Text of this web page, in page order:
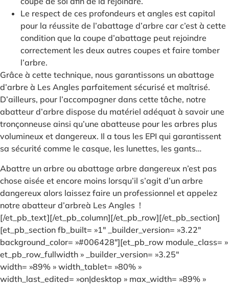
Le respect de ces profondeurs et angles est capital
pour la réussite de l’abattage d’arbre car c’est à cette
condition que la coupe d’abattage peut rejoindre
correctement les deux autres coupes et faire tomber
l’arbre.
Grâce à cette technique, nous garantissons un abattage
d’arbre à Les Angles parfaitement sécurisé et maîtrisé.
D’ailleurs, pour l’accompagner dans cette tâche, notre
abatteur d’arbre dispose du matériel adéquat à savoir une
tronçonneuse ainsi qu’une abatteuse pour les arbres plus
volumineux et dangereux. Il a tous les EPI qui garantissent
sa sécurité comme le casque, les lunettes, les gants…
Abattre un arbre ou abattage arbre dangereux n’est pas
chose aisée et encore moins lorsqu’il s’agit d’un arbre
dangereux alors laissez faire un professionnel et appelez
notre abatteur d’arbreà Les Angles !
[/et_pb_text][/et_pb_column][/et_pb_row][/et_pb_section]
[et_pb_section fb_built= »1″ _builder_version= »3.22″
background_color= »#006428″][et_pb_row module_class= »
et_pb_row_fullwidth » _builder_version= »3.25″
width= »89% » width_tablet= »80% »
width_last_edited= »on|desktop » max_width= »89% »